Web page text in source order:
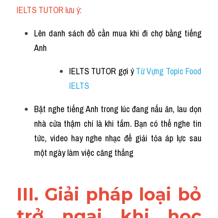
IELTS TUTOR lưu ý:
Lên danh sách đồ cần mua khi đi chợ bằng tiếng
Anh
IELTS TUTOR gợi ý Từ Vựng Topic Food
IELTS
Bật nghe tiếng Anh trong lúc đang nấu ăn, lau dọn
nhà cửa thậm chí là khi tắm. Bạn có thể nghe tin
tức, video hay nghe nhạc để giải tỏa áp lực sau
một ngày làm việc căng thẳng
III. Giải pháp loại bỏ